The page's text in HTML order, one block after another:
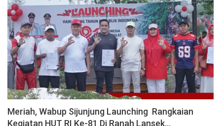
Meriah, Wabup Sijunjung Launching Rangkaian
Kegiatan HUT RI Ke-81 Di Ranah Lansek…